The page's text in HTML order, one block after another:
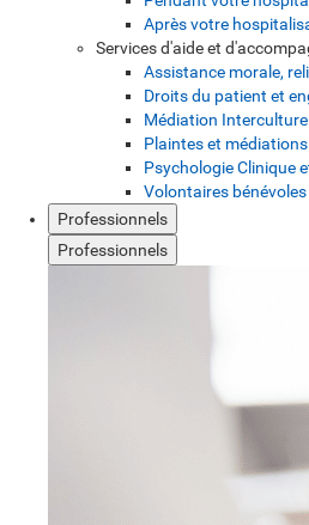
Après votre
Services d'aide et
Assistance morale,
Droits du patient et
Médiation
Plaintes et
Psychologie Clinique
Volontaires bénévoles
Professionnels
Professionnels